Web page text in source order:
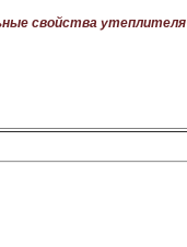
свойства утеплителя